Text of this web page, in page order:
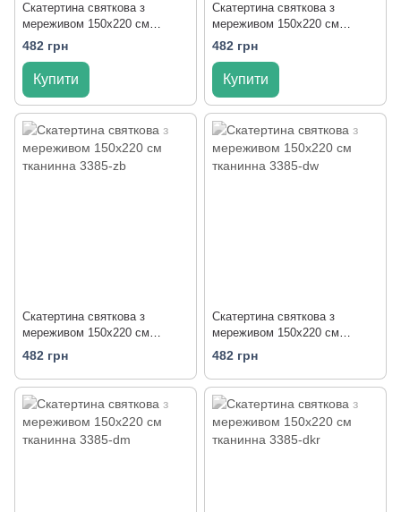
Скатертина святкова з
мереживом 150x220 см
тканинна 3385-dp
482 грн
Купити
Скатертина святкова з
мереживом 150x220 см
тканинна 3385-zk
482 грн
Купити
Скатертина святкова з
мереживом 150x220 см
тканинна 3385-zb
482 грн
Скатертина святкова з
мереживом 150x220 см
тканинна 3385-dw
482 грн